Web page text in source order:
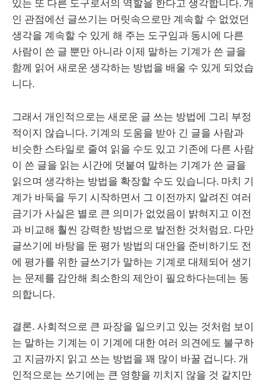
있는 또 다른 도구로서의 역할을 한다고 생각합니다. 개
인 관점에선 글쓰기는 머릿속으로만 계속할 수 없었던
생각을 계속할 수 있게 해 주는 도구임과 동시에 다른
사람이 쓴 글 뿐만 아니라 이제 말하는 기계가 쓴 글을
함께 읽어 새로운 생각하는 방법을 배울 수 있게 되었습
니다.
그래서 개인적으로는 새로운 글 쓰는 방법에 그리 부정
적이지 않습니다. 기계의 도움을 받아 긴 글을 사람과
비슷한 스타일로 줄여 읽을 수도 있고 기존에 다른 사람
이 쓴 글을 읽는 시간에 덧붙여 말하는 기계가 쓴 글을
읽으며 생각하는 방법을 확장할 수도 있습니다. 마치 기
계가 바둑을 두기 시작하면서 그 이전까지 알려진 여러
금기가 사실은 별로 큰 의미가 없었음이 밝혀지고 이전
과 비교해 훨씬 강력한 방법으로 발전한 것처럼요. 다만
글쓰기에 바탕을 둔 평가 방법의 대안을 준비하기도 전
에 평가를 위한 글쓰기가 말하는 기계로 대체되어 생기
는 문제를 감안해 최소한의 제안이 필요하다는데는 동
의합니다.
결론. 사회적으로 큰 파장을 일으키고 있는 것처럼 보이
는 말하는 기계는 이 기계에 대한 여러 의견에도 불구하
고 지금까지 읽고 쓰는 방법을 꽤 많이 바꿀 겁니다. 개
인적으로는 쓰기에는 큰 영향을 끼치지 않을 것 같지만